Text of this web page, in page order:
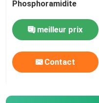
Contrôle de qualité
Contactez-nous
Nouvelles
CAS
Phosphoramidite
meilleur prix
Contact